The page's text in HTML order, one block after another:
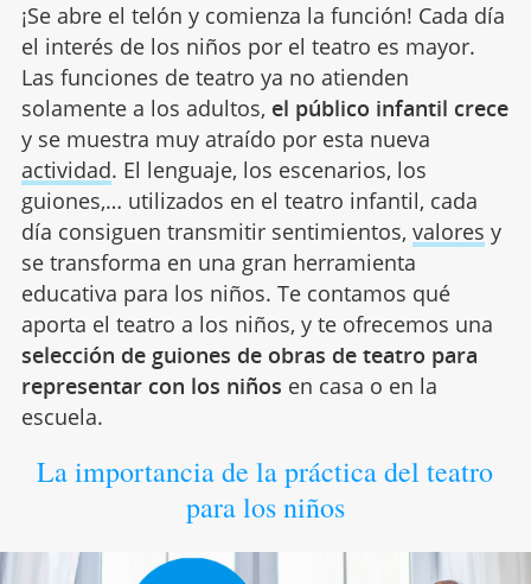
¡Se abre el telón y comienza la función! Cada día
el interés de los niños por el teatro es mayor.
Las funciones de teatro ya no atienden
solamente a los adultos, el público infantil crece
y se muestra muy atraído por esta nueva
actividad. El lenguaje, los escenarios, los
guiones,… utilizados en el teatro infantil, cada
día consiguen transmitir sentimientos, valores y
se transforma en una gran herramienta
educativa para los niños. Te contamos qué
aporta el teatro a los niños, y te ofrecemos una
selección de guiones de obras de teatro para
representar con los niños en casa o en la
escuela.
La importancia de la práctica del teatro
para los niños